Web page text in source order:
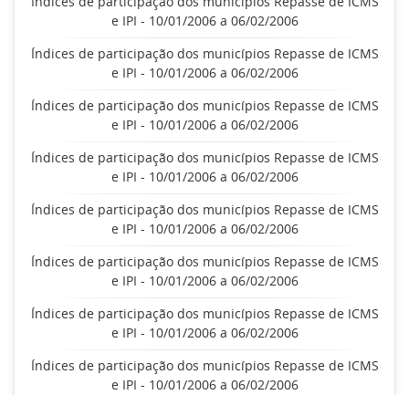
e IPI - 10/01/2006 a 06/02/2006
Índices de participação dos municípios Repasse de ICMS
e IPI - 10/01/2006 a 06/02/2006
Índices de participação dos municípios Repasse de ICMS
e IPI - 10/01/2006 a 06/02/2006
Índices de participação dos municípios Repasse de ICMS
e IPI - 10/01/2006 a 06/02/2006
Índices de participação dos municípios Repasse de ICMS
e IPI - 10/01/2006 a 06/02/2006
Índices de participação dos municípios Repasse de ICMS
e IPI - 10/01/2006 a 06/02/2006
Índices de participação dos municípios Repasse de ICMS
e IPI - 10/01/2006 a 06/02/2006
Índices de participação dos municípios Repasse de ICMS
e IPI - 10/01/2006 a 06/02/2006